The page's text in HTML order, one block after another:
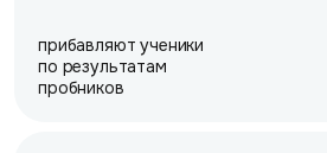
прибавляют ученики
по результатам
пробников